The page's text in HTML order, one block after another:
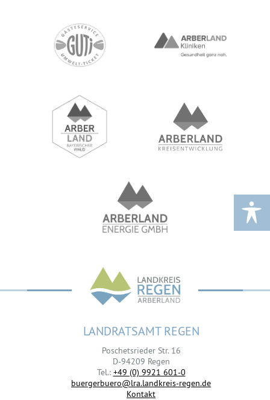
LANDRATSAMT REGEN
Poschetsrieder Str. 16
D-94209 Regen
Tel.: +49 (0) 9921 601-0
buergerbuero@lra.landkreis-regen.de
Kontakt